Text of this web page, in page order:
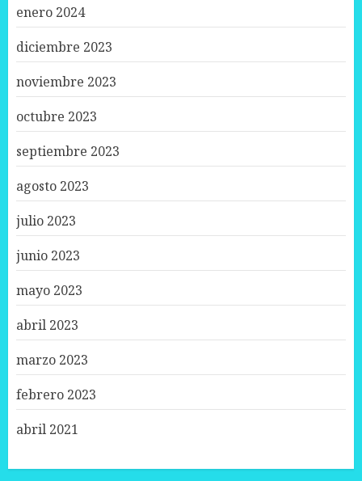
enero 2024
diciembre 2023
noviembre 2023
octubre 2023
septiembre 2023
agosto 2023
julio 2023
junio 2023
mayo 2023
abril 2023
marzo 2023
febrero 2023
abril 2021